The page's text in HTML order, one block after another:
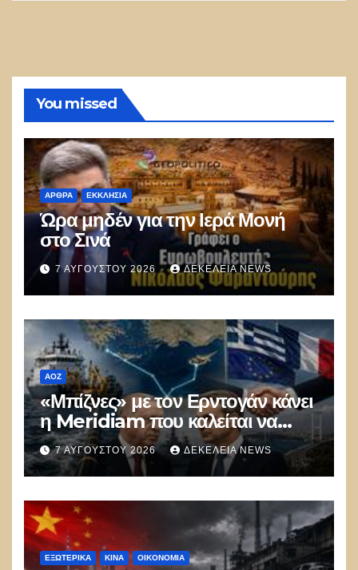
You missed
ΑΡΘΡΑ ΕΚΚΛΗΣΊΑ
Ώρα μηδέν για την Ιερά Μονή
στο Σινά
7 ΑΥΓΟΎΣΤΟΥ 2026 ΔΕΚΈΛΕΙΑ NEWS
ΑΟΖ
«Μπίζνες» με τον Ερντογάν κάνει
η Meridiam που καλείται να
ξεμπλοκάρει το καλώδιο
Ελλάδας–Κύπρου
7 ΑΥΓΟΎΣΤΟΥ 2026 ΔΕΚΈΛΕΙΑ NEWS
ΕΞΩΤΕΡΙΚΑ ΚΊΝΑ ΟΙΚΟΝΟΜΙΑ